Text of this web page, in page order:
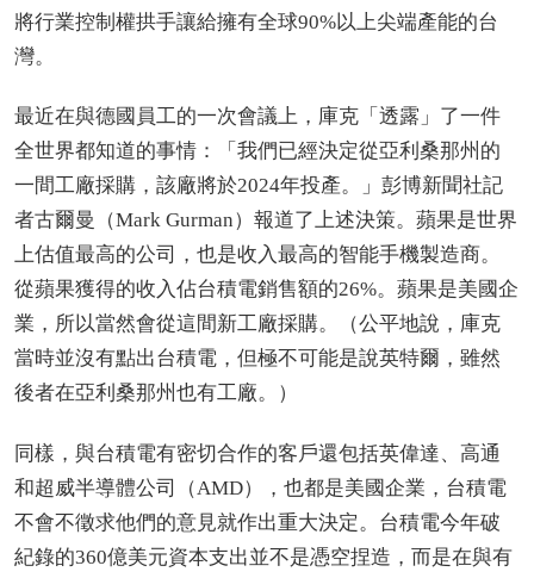
將行業控制權拱手讓給擁有全球90%以上尖端產能的台
灣。
最近在與德國員工的一次會議上，庫克「透露」了一件
全世界都知道的事情：「我們已經決定從亞利桑那州的
一間工廠採購，該廠將於2024年投產。」彭博新聞社記
者古爾曼（Mark Gurman）報道了上述決策。蘋果是世界
上估值最高的公司，也是收入最高的智能手機製造商。
從蘋果獲得的收入佔台積電銷售額的26%。蘋果是美國企
業，所以當然會從這間新工廠採購。（公平地說，庫克
當時並沒有點出台積電，但極不可能是說英特爾，雖然
後者在亞利桑那州也有工廠。）
同樣，與台積電有密切合作的客戶還包括英偉達、高通
和超威半導體公司（AMD），也都是美國企業，台積電
不會不徵求他們的意見就作出重大決定。台積電今年破
紀錄的360億美元資本支出並不是憑空捏造，而是在與有